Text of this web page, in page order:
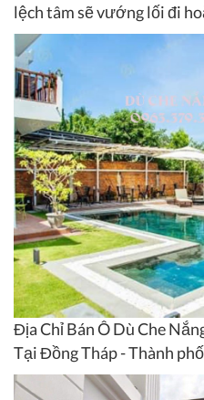
lệch tâm sẽ vướng lối đi
Địa Chỉ Bán Ô Dù Che
Tại Đồng Tháp - Thành